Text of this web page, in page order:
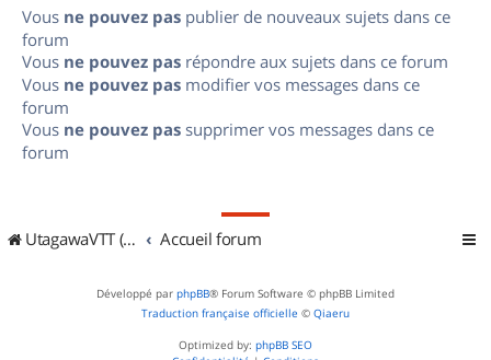
Vous ne pouvez pas publier de nouveaux sujets dans ce
forum
Vous ne pouvez pas répondre aux sujets dans ce forum
Vous ne pouvez pas modifier vos messages dans ce
forum
Vous ne pouvez pas supprimer vos messages dans ce
forum
UtagawaVTT (Randos VTT et VTTAE avec traces GPS) Accueil forum
Développé par phpBB® Forum Software © phpBB Limited
Traduction française officielle © Qiaeru
Optimized by: phpBB SEO